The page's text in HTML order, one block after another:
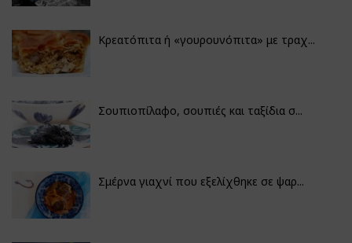
Κρεατόπιτα ή «γουρουνόπιτα» με τραχ...
Σουπιοπίλαφο, σουπιές και ταξίδια σ...
Σμέρνα γιαχνί που εξελίχθηκε σε ψαρ...